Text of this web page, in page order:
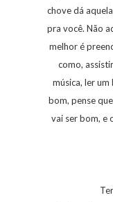
chove dá
pra você. Não
melhor é
como,
música, ler
bom, pense
vai ser bom, e